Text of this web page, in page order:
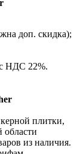
доп. скидка);
НДС 22%.
плитки,
из наличия.